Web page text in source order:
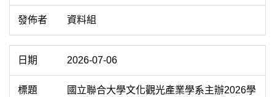
資料組
2026-07-06
國立聯合大學文化觀光產業學系主辦2026學